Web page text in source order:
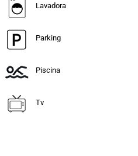
Lavadora
Parking
Piscina
Tv